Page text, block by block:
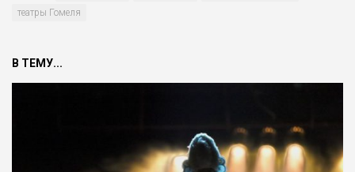
театры Гомеля
В ТЕМУ...